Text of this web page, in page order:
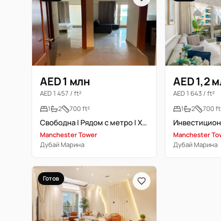
AED 1 млн
AED 1 457 / ft²
1
2 700 ft²
Свободна | Рядом с метро | Хорошее вложение
Manchester Tower
Дубай Марина
AED 1,2
AED 1 643 / ft²
1
2 700
Manchester
Дубай Марина
Готов